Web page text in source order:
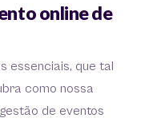
online de
essenciais, que tal
como nossa
de eventos